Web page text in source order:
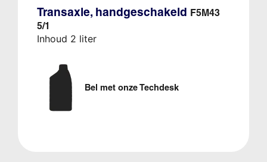
Transaxle, handgeschakeld F5M43
5/1
Inhoud 2 liter
Bel met onze Techdesk